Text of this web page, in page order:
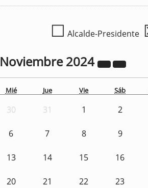
☐ Alcalde-Presidente
Noviembre2024
Mié Jue Vie Sáb
30 31 1 2
6 7 8 9
13 14 15 16
20 21 22 23